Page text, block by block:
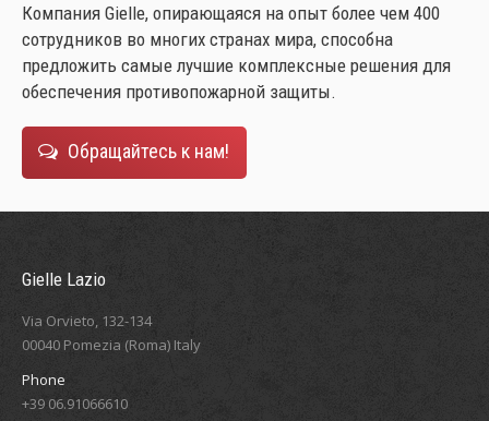
Компания Gielle, опирающаяся на опыт более чем 400
сотрудников во многих странах мира, способна
предложить самые лучшие комплексные решения для
обеспечения противопожарной защиты.
Обращайтесь к нам!
Gielle Lazio
Via Orvieto, 132-134
00040 Pomezia (Roma) Italy
Phone
+39 06.91066610